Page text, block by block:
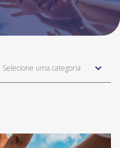
Selecione uma categoria